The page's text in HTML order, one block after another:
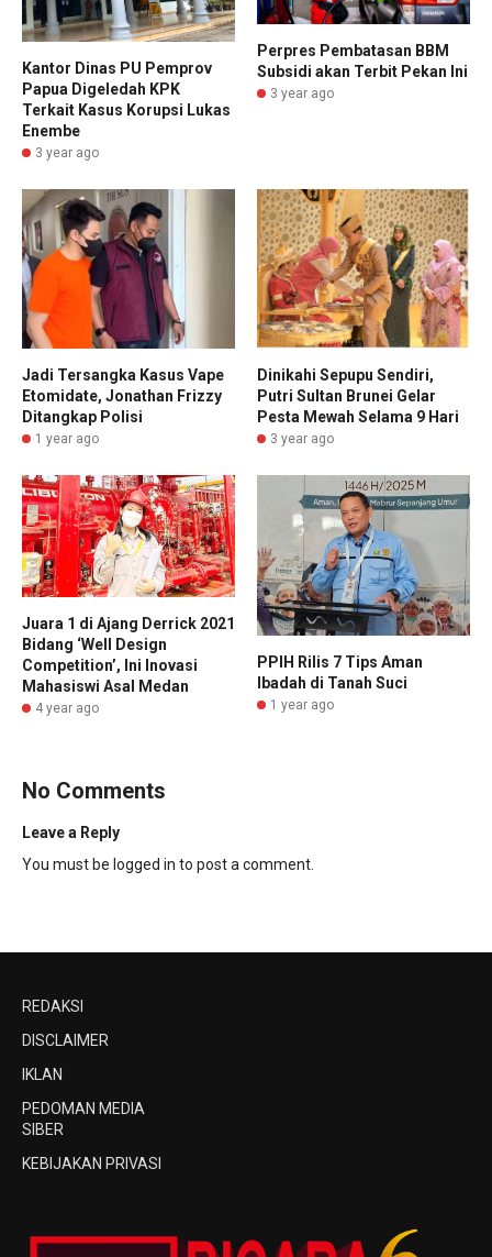
Kantor Dinas PU Pemprov
Papua Digeledah KPK
Terkait Kasus Korupsi Lukas
Enembe
3 year ago
Perpres Pembatasan BBM
Subsidi akan Terbit Pekan Ini
3 year ago
Jadi Tersangka Kasus Vape
Etomidate, Jonathan Frizzy
Ditangkap Polisi
1 year ago
Dinikahi Sepupu Sendiri,
Putri Sultan Brunei Gelar
Pesta Mewah Selama 9 Hari
3 year ago
Juara 1 di Ajang Derrick 2021
Bidang ‘Well Design
Competition’, Ini Inovasi
Mahasiswi Asal Medan
4 year ago
PPIH Rilis 7 Tips Aman
Ibadah di Tanah Suci
1 year ago
No Comments
Leave a Reply
You must be logged in to post a comment.
REDAKSI
DISCLAIMER
IKLAN
PEDOMAN MEDIA
SIBER
KEBIJAKAN PRIVASI